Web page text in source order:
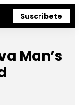
Suscríbete
Man’s